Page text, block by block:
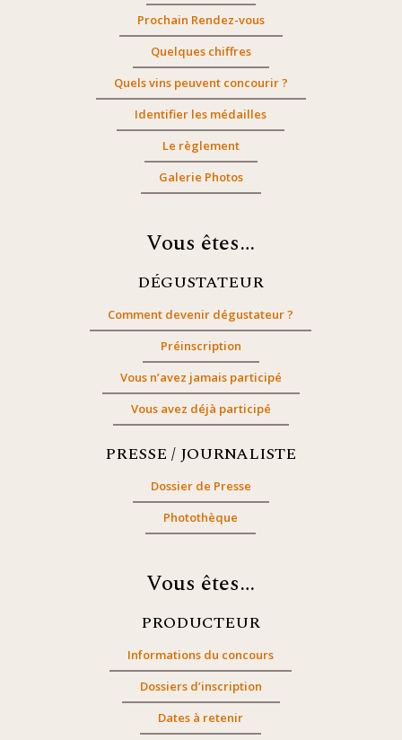
Prochain Rendez-vous
Quelques chiffres
Quels vins peuvent concourir ?
Identifier les médailles
Le règlement
Galerie Photos
Vous êtes…
DÉGUSTATEUR
Comment devenir dégustateur ?
Préinscription
Vous n’avez jamais participé
Vous avez déjà participé
PRESSE / JOURNALISTE
Dossier de Presse
Photothèque
Vous êtes…
PRODUCTEUR
Informations du concours
Dossiers d’inscription
Dates à retenir